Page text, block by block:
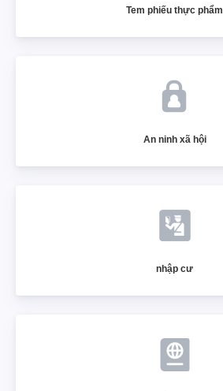
Tem phiếu thực phẩm
An ninh xã hội
nhập cư